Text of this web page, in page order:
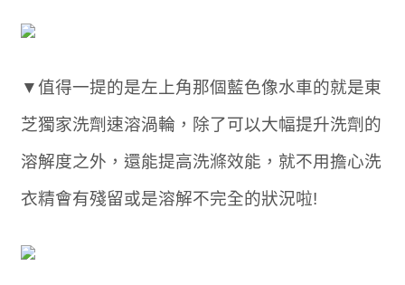
▼值得一提的是左上角那個藍色像水車的就是東
芝獨家洗劑速溶渦輪，除了可以大幅提升洗劑的
溶解度之外，還能提高洗滌效能，就不用擔心洗
衣精會有殘留或是溶解不完全的狀況啦!